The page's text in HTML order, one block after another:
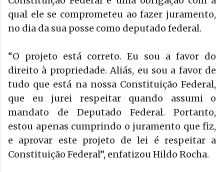
qual ele se comprometeu ao fazer juramento,
no dia da sua posse como deputado federal.
“O projeto está correto. Eu sou a favor do
direito à propriedade. Aliás, eu sou a favor de
tudo que está na nossa Constituição Federal,
que eu jurei respeitar quando assumi o
mandato de Deputado Federal. Portanto,
estou apenas cumprindo o juramento que fiz,
e aprovar este projeto de lei é respeitar a
Constituição Federal”, enfatizou Hildo Rocha.